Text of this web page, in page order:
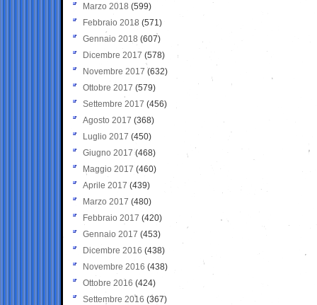
Marzo 2018 (599)
Febbraio 2018 (571)
Gennaio 2018 (607)
Dicembre 2017 (578)
Novembre 2017 (632)
Ottobre 2017 (579)
Settembre 2017 (456)
Agosto 2017 (368)
Luglio 2017 (450)
Giugno 2017 (468)
Maggio 2017 (460)
Aprile 2017 (439)
Marzo 2017 (480)
Febbraio 2017 (420)
Gennaio 2017 (453)
Dicembre 2016 (438)
Novembre 2016 (438)
Ottobre 2016 (424)
Settembre 2016 (367)